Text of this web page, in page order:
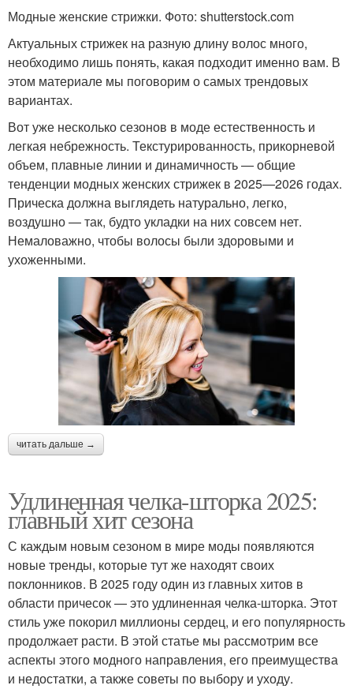
Модные женские стрижки. Фото: shutterstock.com
Актуальных стрижек на разную длину волос много,
необходимо лишь понять, какая подходит именно вам. В
этом материале мы поговорим о самых трендовых
вариантах.
Вот уже несколько сезонов в моде естественность и
легкая небрежность. Текстурированность, прикорневой
объем, плавные линии и динамичность — общие
тенденции модных женских стрижек в 2025—2026 годах.
Прическа должна выглядеть натурально, легко,
воздушно — так, будто укладки на них совсем нет.
Немаловажно, чтобы волосы были здоровыми и
ухоженными.
читать дальше →
Удлиненная челка-шторка 2025:
главный хит сезона
С каждым новым сезоном в мире моды появляются
новые тренды, которые тут же находят своих
поклонников. В 2025 году один из главных хитов в
области причесок — это удлиненная челка-шторка. Этот
стиль уже покорил миллионы сердец, и его популярность
продолжает расти. В этой статье мы рассмотрим все
аспекты этого модного направления, его преимущества
и недостатки, а также советы по выбору и уходу.